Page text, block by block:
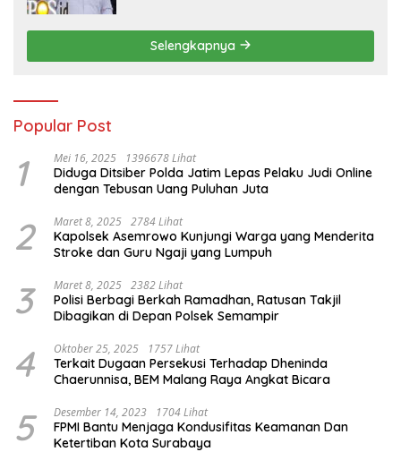
Selengkapnya
Popular Post
1 Mei 16, 2025 1396678 Lihat
Diduga Ditsiber Polda Jatim Lepas Pelaku Judi Online
dengan Tebusan Uang Puluhan Juta
2 Maret 8, 2025 2784 Lihat
Kapolsek Asemrowo Kunjungi Warga yang Menderita
Stroke dan Guru Ngaji yang Lumpuh
3 Maret 8, 2025 2382 Lihat
Polisi Berbagi Berkah Ramadhan, Ratusan Takjil
Dibagikan di Depan Polsek Semampir
4 Oktober 25, 2025 1757 Lihat
Terkait Dugaan Persekusi Terhadap Dheninda
Chaerunnisa, BEM Malang Raya Angkat Bicara
5 Desember 14, 2023 1704 Lihat
FPMI Bantu Menjaga Kondusifitas Keamanan Dan
Ketertiban Kota Surabaya